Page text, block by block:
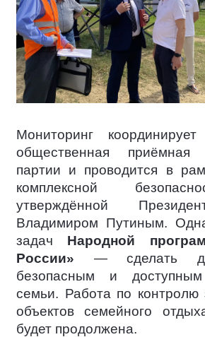
Мониторинг координирует
общественная приёмная
партии и проводится в
комплексной
утверждённой
Владимиром Путиным.
задач Народной
России» — сделать
безопасным и
семьи. Работа по контролю
объектов семейного
будет продолжена.